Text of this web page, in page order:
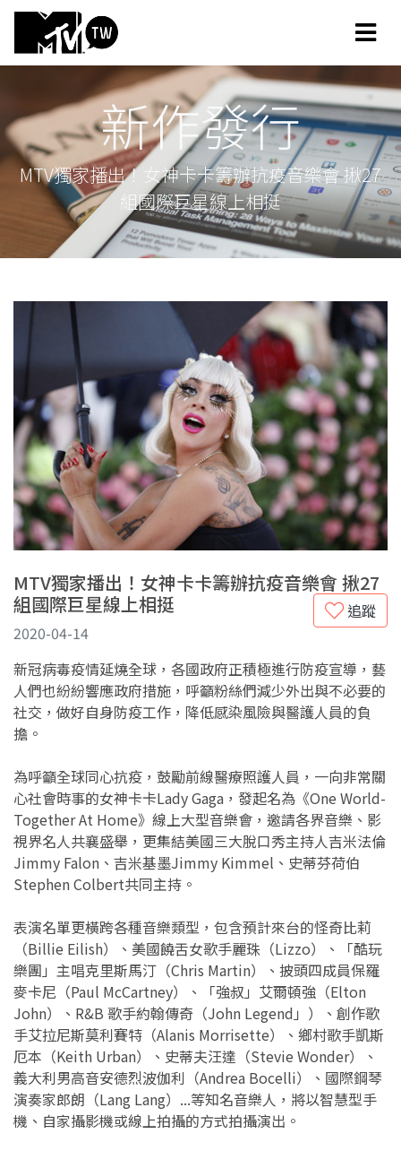
新作發行
MTV獨家播出！女神卡卡籌辦抗疫音樂會 揪27
組國際巨星線上相挺
MTV獨家播出！女神卡卡籌辦抗疫音樂會 揪27
組國際巨星線上相挺
追蹤
2020-04-14
新冠病毒疫情延燒全球，各國政府正積極進行防疫宣導，藝
人們也紛紛響應政府措施，呼籲粉絲們減少外出與不必要的
社交，做好自身防疫工作，降低感染風險與醫護人員的負
擔。
為呼籲全球同心抗疫，鼓勵前線醫療照護人員，一向非常關
心社會時事的女神卡卡Lady Gaga，發起名為《One World-
Together At Home》線上大型音樂會，邀請各界音樂、影
視界名人共襄盛舉，更集結美國三大脫口秀主持人吉米法倫
Jimmy Falon、吉米基墨Jimmy Kimmel、史蒂芬荷伯
Stephen Colbert共同主持。
表演名單更橫跨各種音樂類型，包含預計來台的怪奇比莉
（Billie Eilish）、美國饒舌女歌手麗珠（Lizzo）、「酷玩
樂團」主唱克里斯馬汀（Chris Martin）、披頭四成員保羅
麥卡尼（Paul McCartney）、「強叔」艾爾頓強（Elton
John）、R&B 歌手約翰傳奇（John Legend」）、創作歌
手艾拉尼斯莫利賽特（Alanis Morrisette）、鄉村歌手凱斯
厄本（Keith Urban）、史蒂夫汪達（Stevie Wonder）、
義大利男高音安德烈波伽利（Andrea Bocelli）、國際鋼琴
演奏家郎朗（Lang Lang）...等知名音樂人，將以智慧型手
機、自家攝影機或線上拍攝的方式拍攝演出。